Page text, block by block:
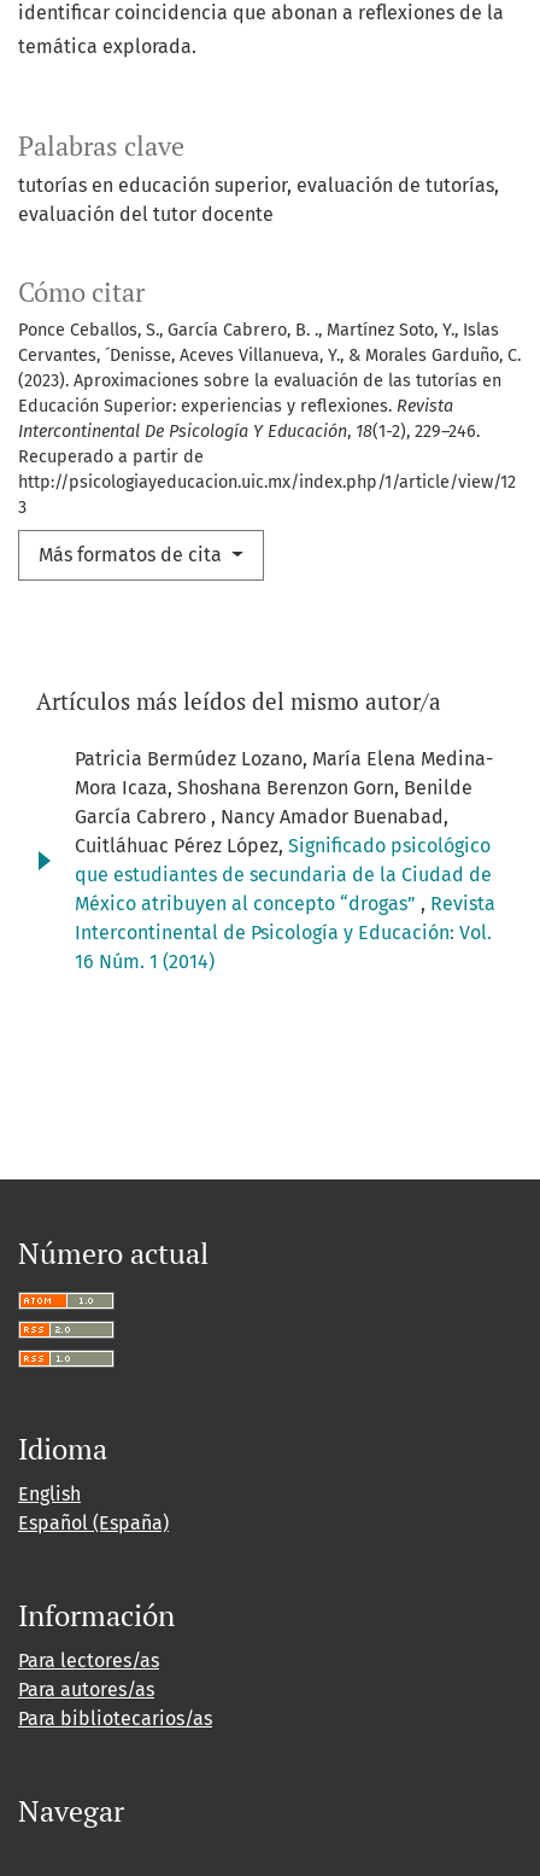
Palabras clave
tutorías en educación superior evaluación de tutorías
evaluación del tutor docente
Cómo citar
Ponce Ceballos, S., García Cabrero, B. ., Martínez Soto, Y., Islas
Cervantes, ´Denisse, Aceves Villanueva, Y., & Morales Garduño, C.
(2023). Aproximaciones sobre la evaluación de las tutorías en
Educación Superior: experiencias y reflexiones. Revista
Intercontinental De Psicología Y Educación, 18(1-2), 229–246.
Recuperado a partir de
http://psicologiayeducacion.uic.mx/index.php/1/article/view/12
3
Más formatos de cita
identificar coincidencia que abonan a reflexiones de la
temática explorada.
Artículos más leídos del mismo autor/a
Patricia Bermúdez Lozano, María Elena Medina-
Mora Icaza, Shoshana Berenzon Gorn, Benilde
García Cabrero , Nancy Amador Buenabad,
Cuitláhuac Pérez López, Significado psicológico
que estudiantes de secundaria de la Ciudad de
México atribuyen al concepto “drogas” , Revista
Intercontinental de Psicología y Educación: Vol.
16 Núm. 1 (2014)
Número actual
Idioma
English
Español (España)
Información
Para lectores/as
Para autores/as
Para bibliotecarios/as
Navegar